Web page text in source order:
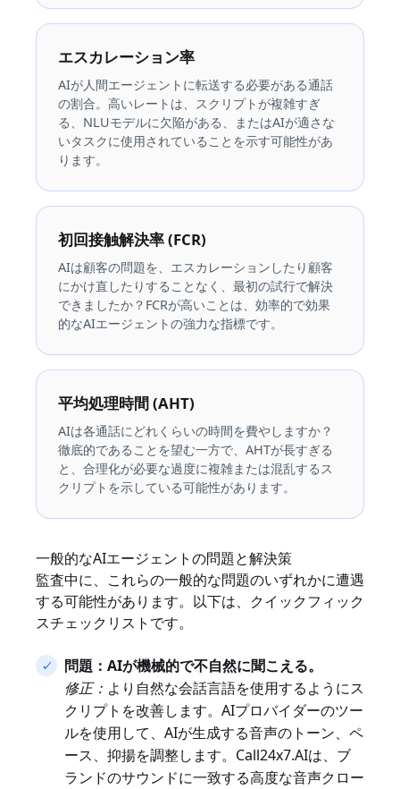
エスカレーション率
AIが人間エージェントに転送する必要がある通話
の割合。高いレートは、スクリプトが複雑すぎ
る、NLUモデルに欠陥がある、またはAIが適さな
いタスクに使用されていることを示す可能性があ
ります。
初回接触解決率 (FCR)
AIは顧客の問題を、エスカレーションしたり顧客
にかけ直したりすることなく、最初の試行で解決
できましたか？FCRが高いことは、効率的で効果
的なAIエージェントの強力な指標です。
平均処理時間 (AHT)
AIは各通話にどれくらいの時間を費やしますか？
徹底的であることを望む一方で、AHTが長すぎる
と、合理化が必要な過度に複雑または混乱するス
クリプトを示している可能性があります。
一般的なAIエージェントの問題と解決策
監査中に、これらの一般的な問題のいずれかに遭遇
する可能性があります。以下は、クイックフィック
スチェックリストです。
問題：AIが機械的で不自然に聞こえる。
修正： より自然な会話言語を使用するようにス
クリプトを改善します。AIプロバイダーのツー
ルを使用して、AIが生成する音声のトーン、ペ
ース、抑揚を調整します。Call24x7.AIは、ブ
ランドのサウンドに一致する高度な音声クロー